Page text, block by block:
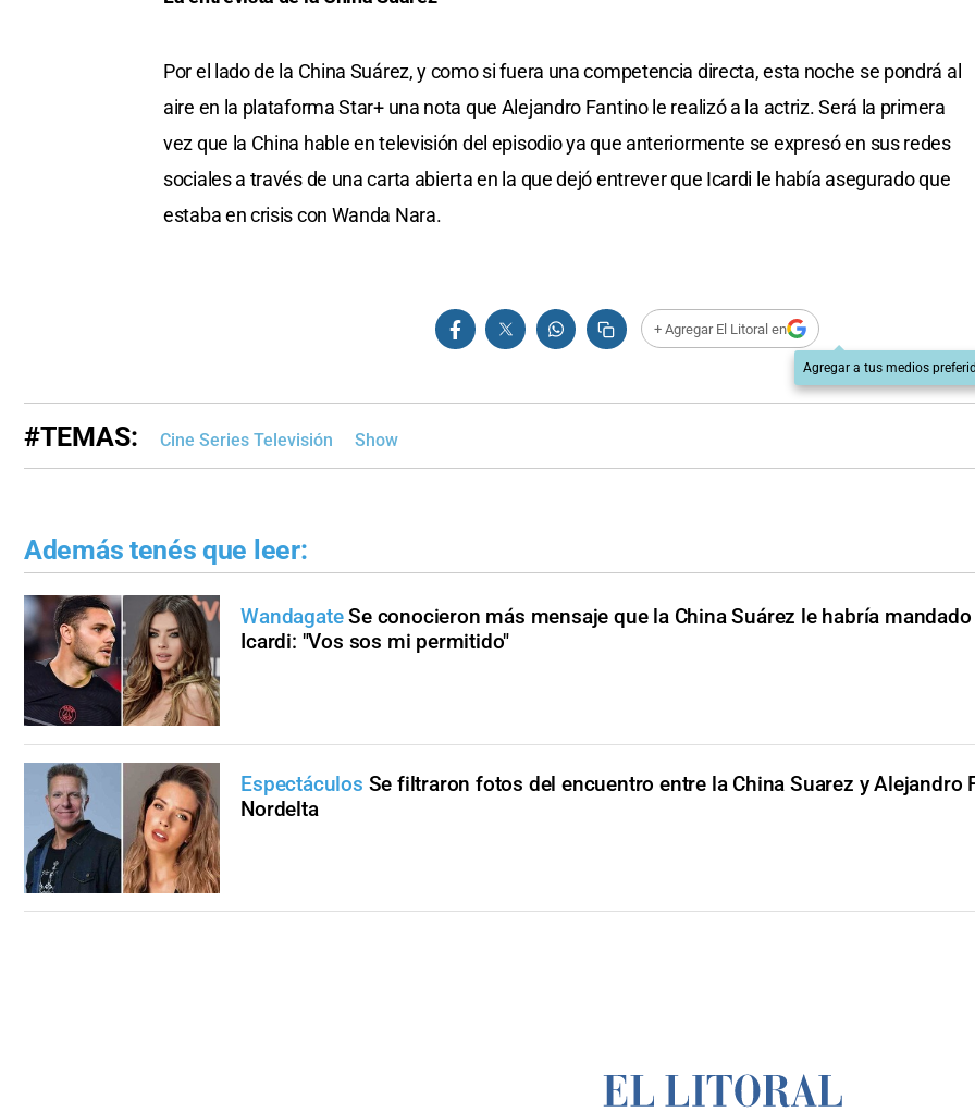
Por el lado de la China Suárez, y como si fuera una competencia directa, esta noche se pondrá al
aire en la plataforma Star+ una nota que Alejandro Fantino le realizó a la actriz. Será la primera
vez que la China hable en televisión del episodio ya que anteriormente se expresó en sus redes
sociales a través de una carta abierta en la que dejó entrever que Icardi le había asegurado que
estaba en crisis con Wanda Nara.
+ Agregar El Litoral en
Agregar a tus medios
#TEMAS: Cine Series Televisión Show
Además tenés que leer:
Wandagate Se conocieron más mensaje que la China Suárez le habría
Icardi: "Vos sos mi permitido"
Espectáculos Se filtraron fotos del encuentro entre la China Suarez y Alejandro
Nordelta